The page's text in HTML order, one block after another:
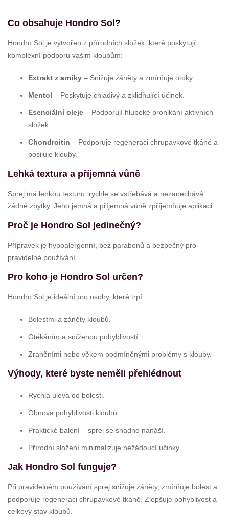
Co obsahuje Hondro Sol?
Hondro Sol je vytvořen z přírodních složek, které poskytují
komplexní podporu vašim kloubům:
Extrakt z arniky – Snižuje záněty a zmírňuje otoky.
Mentol – Poskytuje chladivý a zklidňující účinek.
Esenciální oleje – Podporují hluboké pronikání aktivních
složek.
Chondroitin – Podporuje regeneraci chrupavkové tkáně a
posiluje klouby.
Lehká textura a příjemná vůně
Sprej má lehkou texturu, rychle se vstřebává a nezanechává
žádné zbytky. Jeho jemná a příjemná vůně zpříjemňuje aplikaci.
Proč je Hondro Sol jedinečný?
Přípravek je hypoalergenní, bez parabenů a bezpečný pro
pravidelné používání.
Pro koho je Hondro Sol určen?
Hondro Sol je ideální pro osoby, které trpí:
Bolestmi a záněty kloubů.
Otékáním a sníženou pohyblivostí.
Zraněními nebo věkem podmíněnými problémy s klouby.
Výhody, které byste neměli přehlédnout
Rychlá úleva od bolesti.
Obnova pohyblivosti kloubů.
Praktické balení – sprej se snadno nanáší.
Přírodní složení minimalizuje nežádoucí účinky.
Jak Hondro Sol funguje?
Při pravidelném používání sprej snižuje záněty, zmírňuje bolest a
podporuje regeneraci chrupavkové tkáně. Zlepšuje pohyblivost a
celkový stav kloubů.